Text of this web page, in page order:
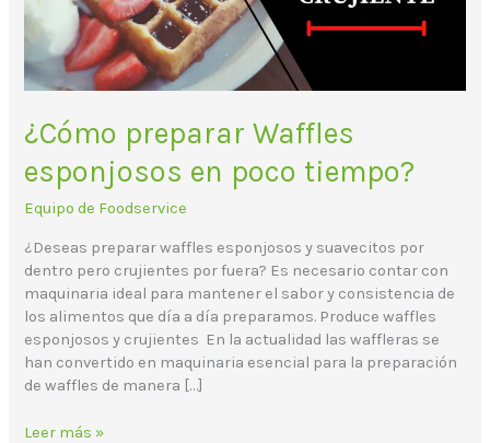
¿Cómo preparar Waffles
esponjosos en poco tiempo?
Equipo de Foodservice
¿Deseas preparar waffles esponjosos y suavecitos por
dentro pero crujientes por fuera? Es necesario contar con
maquinaria ideal para mantener el sabor y consistencia de
los alimentos que día a día preparamos. Produce waffles
esponjosos y crujientes En la actualidad las waffleras se
han convertido en maquinaria esencial para la preparación
de waffles de manera […]
Leer más »